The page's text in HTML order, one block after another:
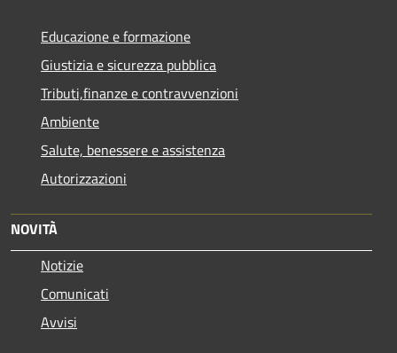
Educazione e formazione
Giustizia e sicurezza pubblica
Tributi,finanze e contravvenzioni
Ambiente
Salute, benessere e assistenza
Autorizzazioni
NOVITÀ
Notizie
Comunicati
Avvisi